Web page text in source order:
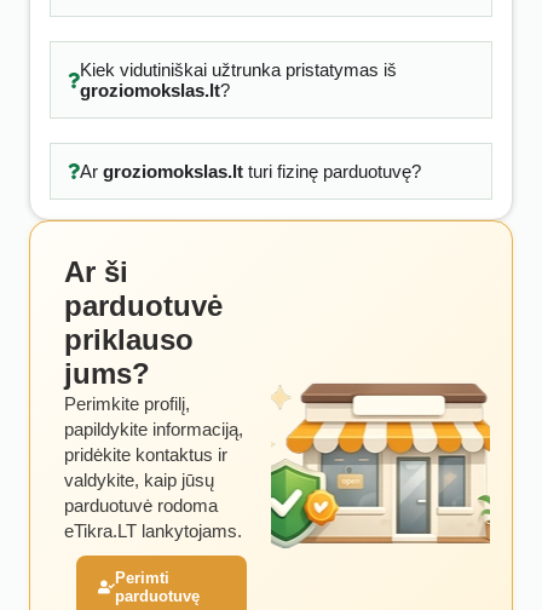
Kiek vidutiniškai užtrunka pristatymas iš
groziomokslas.lt?
Ar groziomokslas.ltturi fizinę parduotuvę?
Ar ši
parduotuvė
priklauso
jums?
Perimkite profilį,
papildykite informaciją,
pridėkite kontaktus ir
valdykite, kaip jūsų
parduotuvė rodoma
eTikra.LT lankytojams.
Perimti
parduotuvę